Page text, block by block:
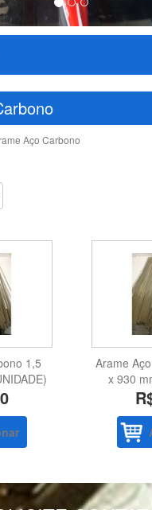
Aço Carbono
1,5
Arame
x 930